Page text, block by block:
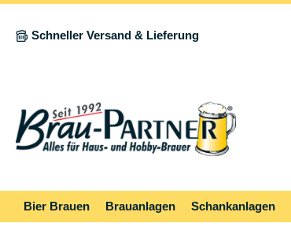
Schneller Versand & Lieferung
Bier Brauen Brauanlagen Schankanlagen